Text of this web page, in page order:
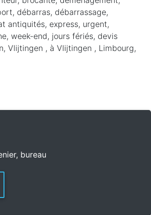
débarras, débarrassage,
antiquités, express, urgent,
week-end, jours fériés, devis
Vlijtingen , à Vlijtingen , Limbourg,
bureau